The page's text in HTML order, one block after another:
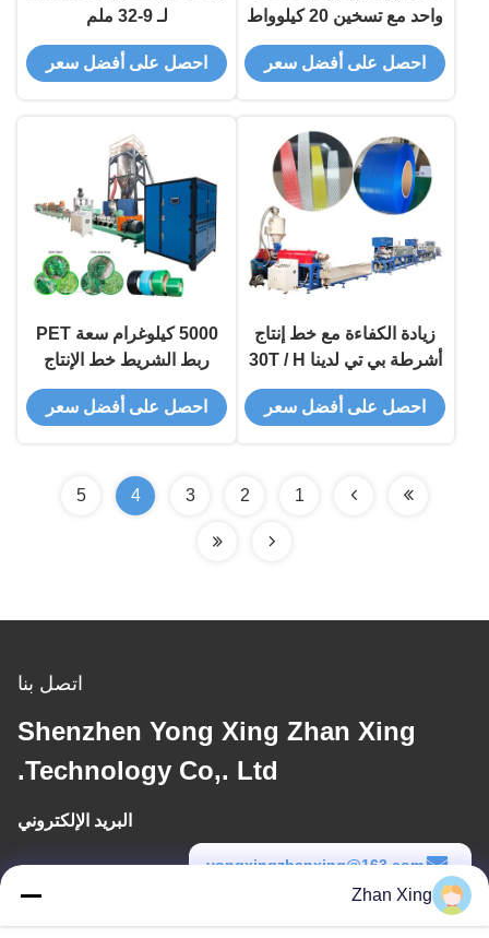
واحد مع تسخين 20 كيلوواط
وملف 38CrMoALA
احصل على أفضل سعر
لـ 9-32 ملم
احصل على أفضل سعر
زيادة الكفاءة مع خط إنتاج
أشرطة بي تي لدينا 30T / H
طاقة برج التبريد
احصل على أفضل سعر
5000 كيلوغرام سعة PET
ربط الشريط خط الإنتاج
عرض 9-32mm ربط
الحيوانات الأليفة
احصل على أفضل سعر
1
2
3
4
5
اتصل بنا
Shenzhen Yong Xing Zhan Xing
Technology Co,. Ltd.
البريد الإلكتروني
yongxingzhanxing@163.com
Zhan Xing